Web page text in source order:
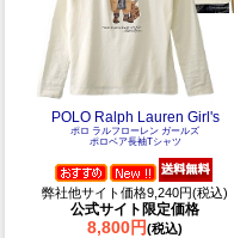
POLO Ralph Lauren Girl's
ポロ ラルフローレン ガールズ
ポロベア長袖Tシャツ
弊社他サイト価格9,240円(税込)
公式サイト限定価格
8,800円(税込)